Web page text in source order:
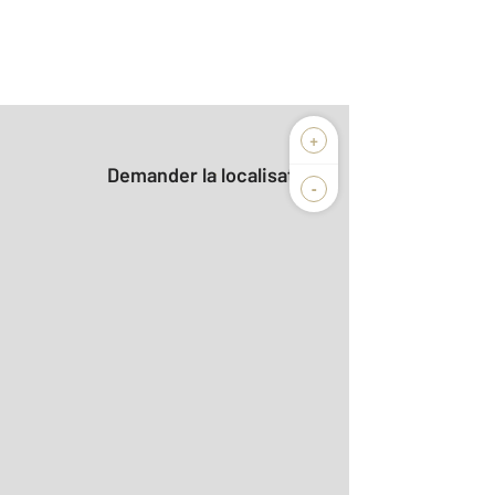
+
-
Demander la localisation